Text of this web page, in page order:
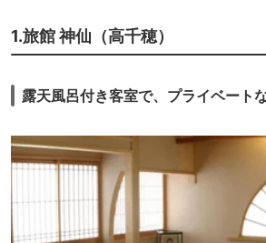
12.湯之元温泉（宮崎
県）
icotto
1.旅館 神仙（高千穂）
露天風呂付き客室で、プライベート